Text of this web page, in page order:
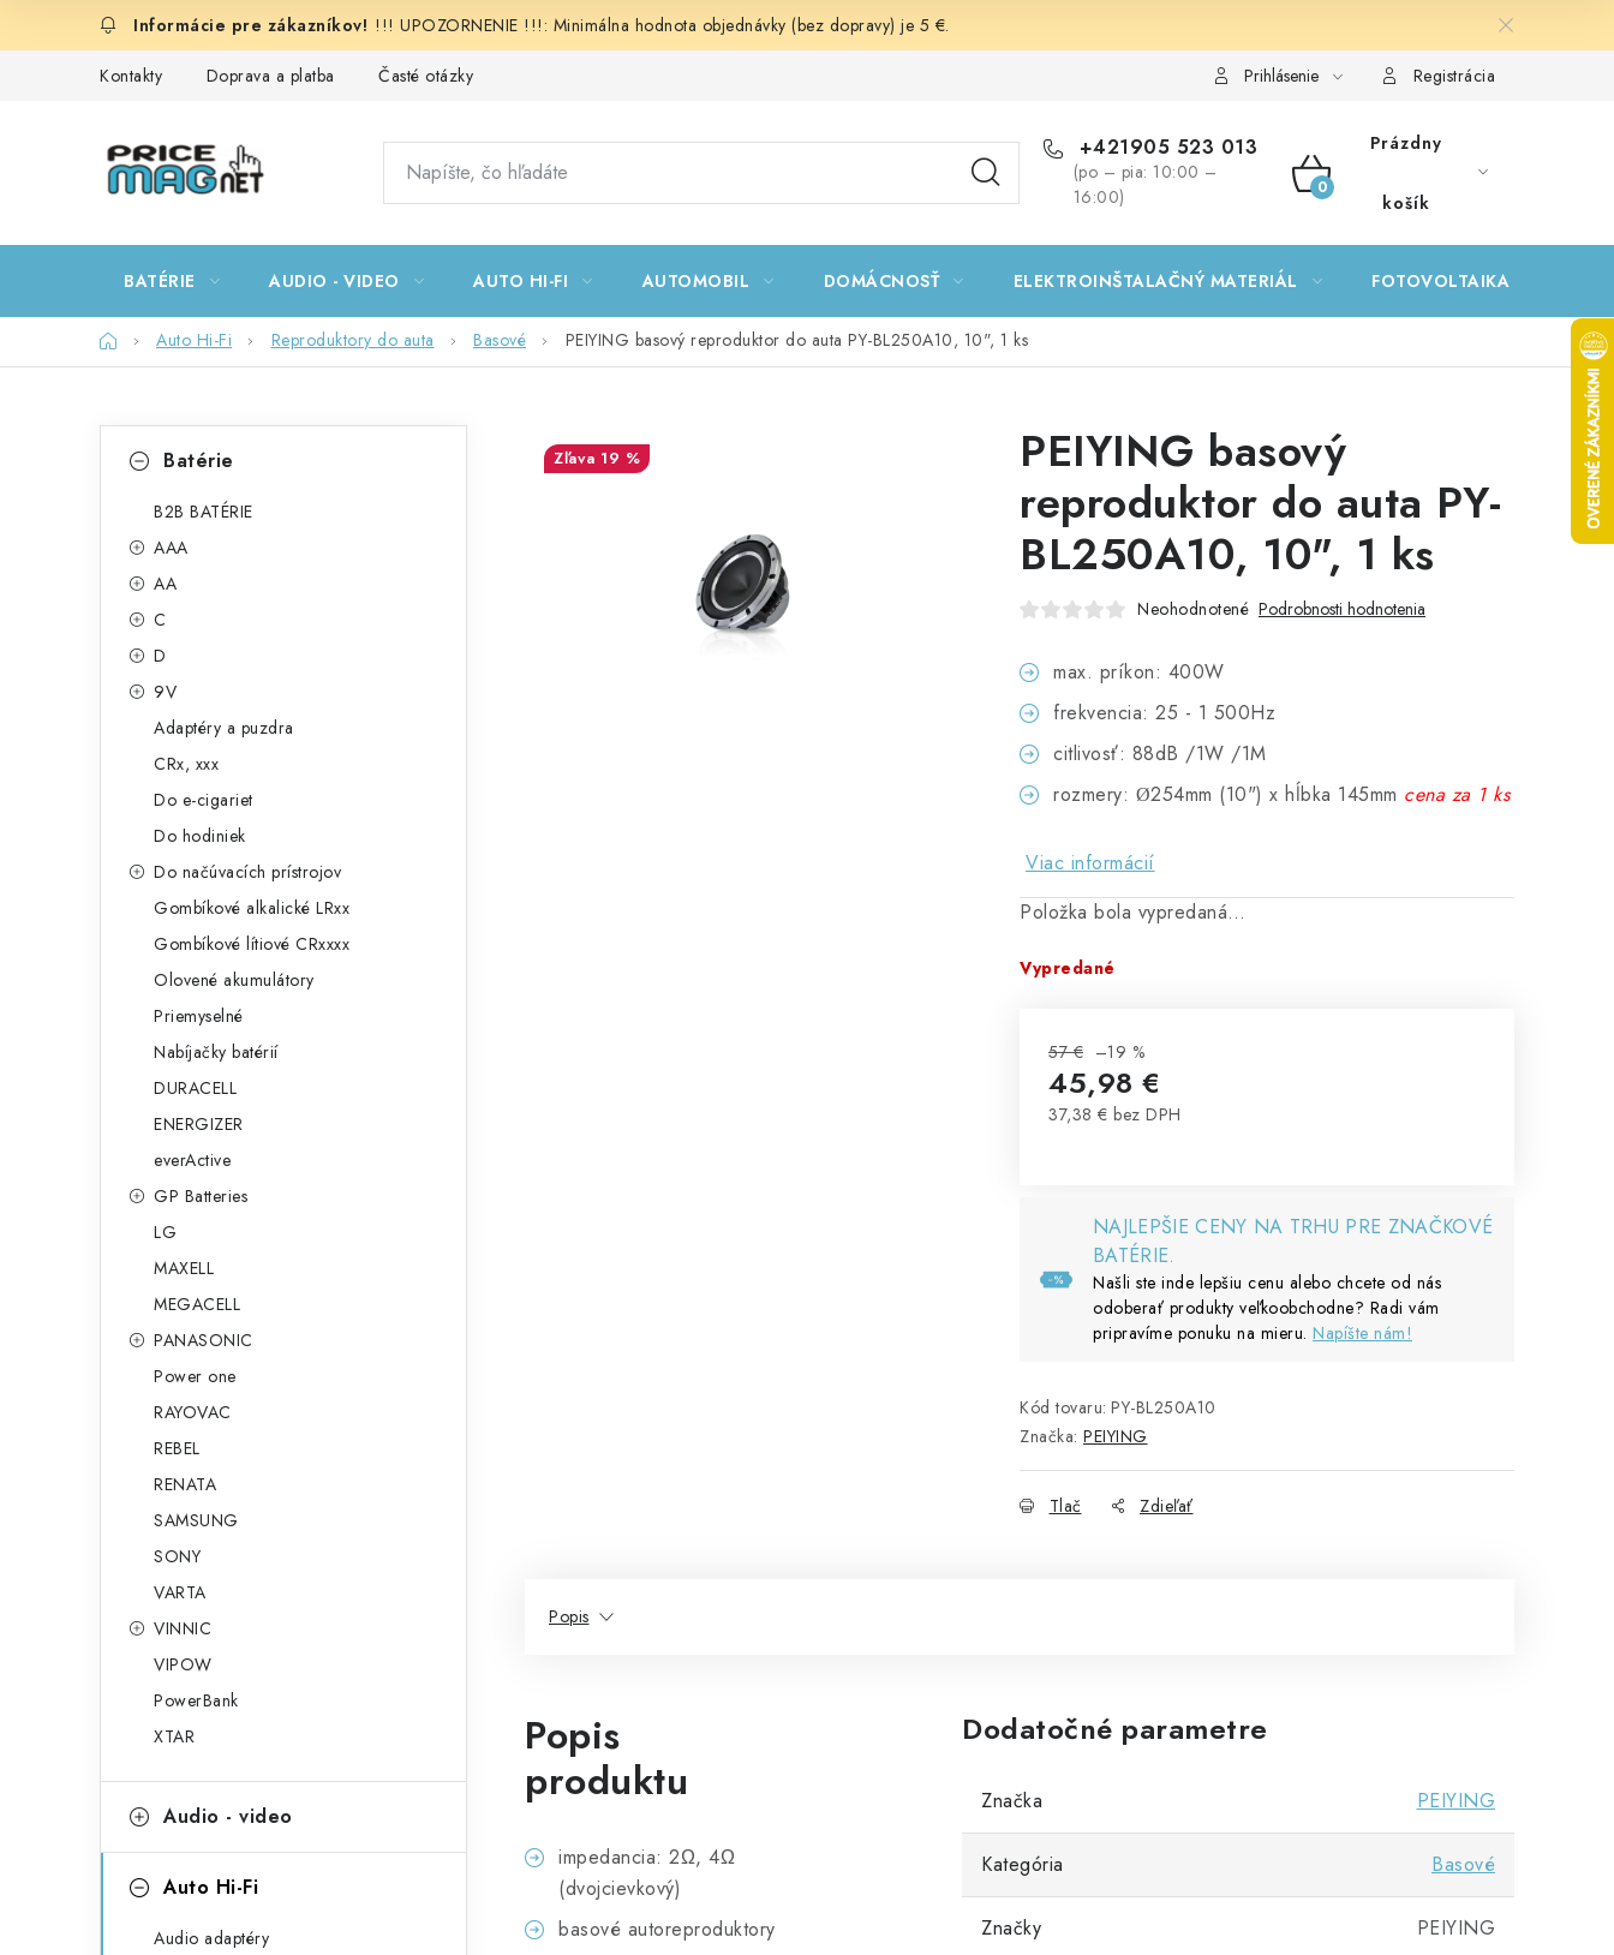
!!! UPOZORNENIE !!!: Minimálna hodnota objednávky (bez dopravy) je 5 €.
Kontakty Doprava a platba Časté otázky Prihlásenie Registrácia
+421905 523 013
(po – pia: 10:00 –
16:00)
NÁKUPNÝ
Prázdny
košík
BATÉRIE AUDIO - VIDEO AUTO HI-FI AUTOMOBIL DOMÁCNOSŤ ELEKTROINŠTALAČNÝ MATERIÁL FOTOVOLTAIKA
DomovAuto Hi-Fi Reproduktory do auta Basové PEIYING basový reproduktor do auta PY-BL250A10, 10", 1 ks
kategórieBatérie
B2B BATÉRIE
AAA
AA
C
D
9V
Adaptéry a puzdra
CRx, xxx
Do e-cigariet
Do hodiniek
Do načúvacích prístrojov
Gombíkové alkalické LRxx
Gombíkové lítiové CRxxxx
Olovené akumulátory
Priemyselné
Nabíjačky batérií
DURACELL
ENERGIZER
everActive
GP Batteries
LG
MAXELL
MEGACELL
PANASONIC
Power one
RAYOVAC
REBEL
RENATA
SAMSUNG
SONY
VARTA
VINNIC
VIPOW
PowerBank
XTAR
Audio - video
Auto Hi-Fi
Audio adaptéry
PEIYING basový
reproduktor do auta PY-
BL250A10, 10", 1 ks
Neohodnotené Podrobnosti hodnotenia
max. príkon: 400W
frekvencia: 25 - 1 500Hz
citlivosť: 88dB /1W /1M
rozmery: Ø254mm (10") x hĺbka 145mm cena za 1 ks
Viac informácií
Položka bola vypredaná…
Vypredané
57 € –19 %
45,98 €
37,38 € bez DPH
NAJLEPŠIE CENY NA TRHU PRE ZNAČKOVÉ
BATÉRIE.
Našli ste inde lepšiu cenu alebo chcete od nás
odoberať produkty veľkoobchodne? Radi vám
pripravíme ponuku na mieru. Napíšte nám!
Kód tovaru: PY-BL250A10
Značka: PEIYING
Tlač Zdieľať
19 %
Popis
Popis
produktu
impedancia: 2Ω, 4Ω
(dvojcievkový)
basové autoreproduktory
Dodatočné parametre
Značka PEIYING
Kategória Basové
Značky PEIYING